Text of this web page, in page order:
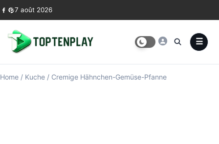
Skip to content
7 août 2026
Home / Kuche / Cremige Hähnchen-Gemüse-Pfanne